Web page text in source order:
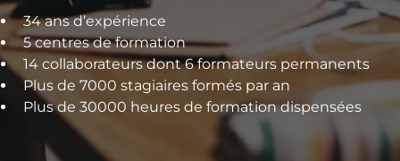
34 ans d’expérience
5 centres de formation
14 collaborateurs dont 6 formateurs permanents
Plus de 7000 stagiaires formés par an
Plus de 30000 heures de formation dispensées